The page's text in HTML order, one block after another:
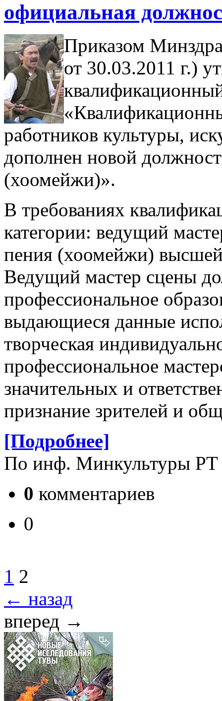
официальная
Приказом
от 30.03.2011 г.)
работников культуры,
дополнен новой
(хоомейжи)».
В требованиях
категории: ведущий
пения (хоомейжи)
Ведущий мастер сцены
профессиональное
выдающиеся данные
творческая
профессиональное
значительных и
признание зрителей и
[Подробнее]
По инф. Минкультуры РТ
0 комментариев
0
1 2
← назад
вперед →